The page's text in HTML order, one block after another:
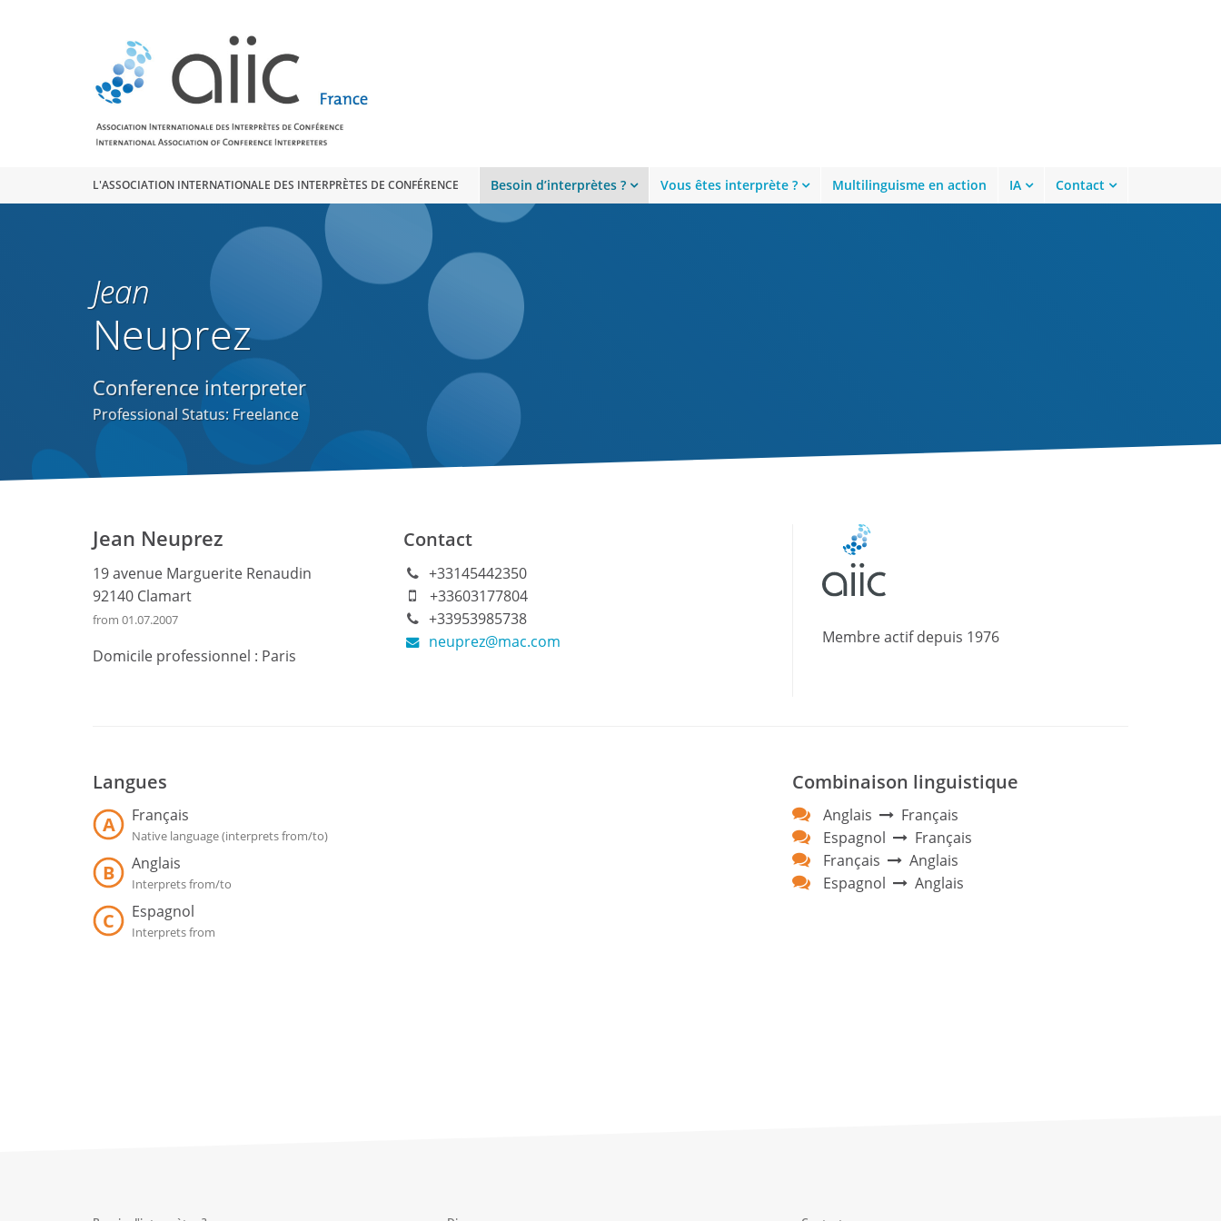
L'ASSOCIATION INTERNATIONALE DES INTERPRÈTES DE CONFÉRENCE Besoin d’interprètes ? Vous êtes interprète ? Multilinguisme en action IA Contact
Jean
Neuprez
Conference interpreter
Professional Status: Freelance
Jean Neuprez
19 avenue Marguerite Renaudin
92140 Clamart
from 01.07.2007
Domicile professionnel : Paris
Contact
+33145442350
+33603177804
+33953985738
neuprez@mac.com
Membre actifdepuis 1976
Langues
A Français
Native language (interprets from/to)
B Anglais
Interprets from/to
C Espagnol
Interprets from
Combinaison linguistique
Anglais
Français
Espagnol
Français
Français
Anglais
Espagnol
Anglais